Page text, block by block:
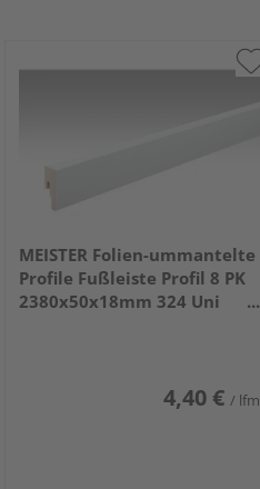
MEISTER Folien-ummantelte
Profile Fußleiste Profil 8 PK
2380x50x18mm 324 Uni
4,40 € / lfm